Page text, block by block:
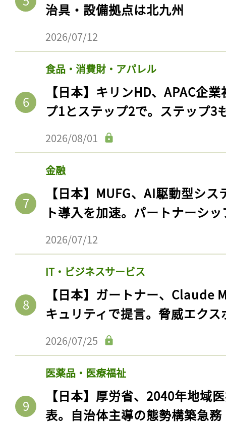
治具・設備拠点は北九州
2026/07/12
食品・消費財・アパレル
【日本】キリンHD、APAC企
プ1とステップ2で。ステップ3
2026/08/01
金融
【日本】MUFG、AI駆動型シ
ト導入を加速。パートナーシ
2026/07/12
IT・ビジネスサービス
【日本】ガートナー、Claude
キュリティで提言。脅威エク
2026/07/25
医薬品・医療福祉
【日本】厚労省、2040年地域
表。自治体主導の態勢構築急務